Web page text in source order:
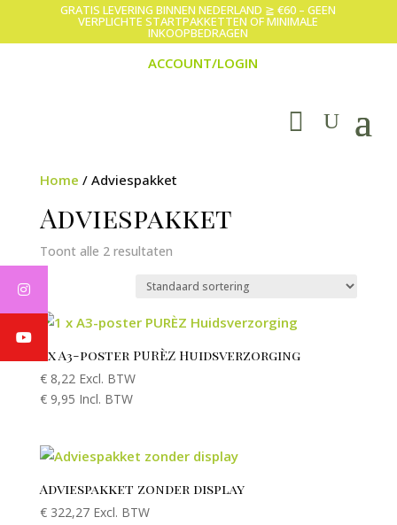
GRATIS LEVERING BINNEN NEDERLAND ≧ €60 – GEEN
VERPLICHTE STARTPAKKETTEN OF MINIMALE
INKOOPBEDRAGEN
ACCOUNT/LOGIN
Home / Adviespakket
Adviespakket
Toont alle 2 resultaten
1 x A3-poster PURÈZ Huidsverzorging
€8,22Excl. BTW
€9,95 Incl. BTW
Adviespakket zonder display
€322,27Excl. BTW